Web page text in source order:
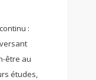
:
être au
études,